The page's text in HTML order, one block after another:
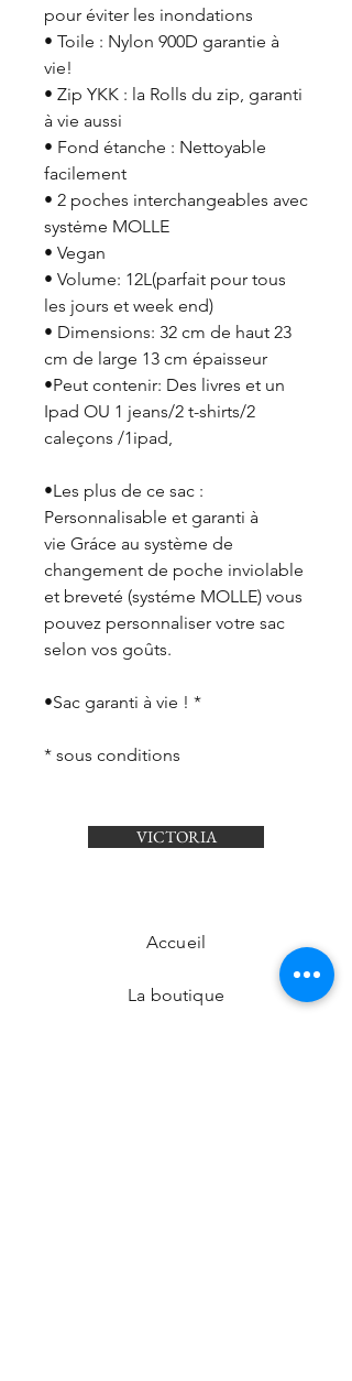
pour éviter les inondations
• Toile : Nylon 900D garantie à
vie!
• Zip YKK : la Rolls du zip, garanti
à vie aussi
• Fond étanche : Nettoyable
facilement
• 2 poches interchangeables avec
systėme MOLLE
• Vegan
• Volume: 12L(parfait pour tous
les jours et week end)
• Dimensions: 32 cm de haut 23
cm de large 13 cm épaisseur
•Peut contenir: Des livres et un
Ipad OU 1 jeans/2 t-shirts/2
caleçons /1ipad,
•Les plus de ce sac :
Personnalisable et garanti à
vie Gráce au système de
changement de poche inviolable
et breveté (systéme MOLLE) vous
pouvez personnaliser votre sac
selon vos goûts.
•Sac garanti à vie ! *
* sous conditions
VICTORIA
Accueil
La boutique